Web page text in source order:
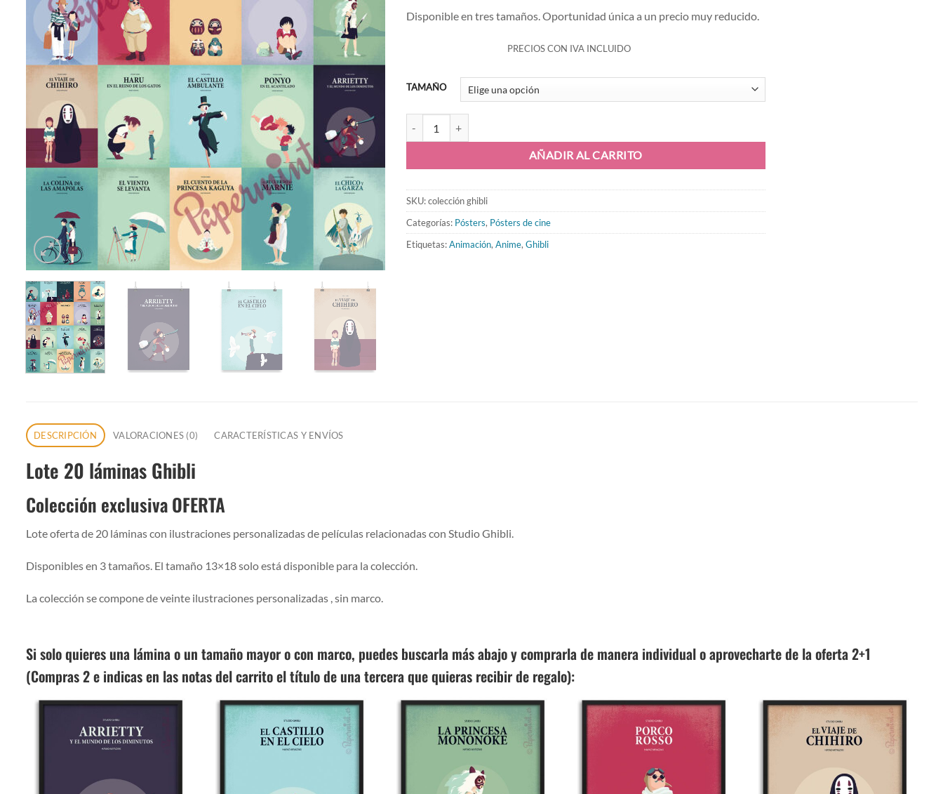
Disponible en tres tamaños. Oportunidad única a un precio muy reducido.
PRECIOS CON IVA INCLUIDO
TAMAÑO
AÑADIR AL CARRITO
SKU:colección ghibli
Categorías: Pósters, Pósters de cine
Etiquetas:Animación, Anime, Ghibli
DESCRIPCIÓN VALORACIONES (0) CARACTERÍSTICAS Y ENVÍOS
Lote 20 láminas Ghibli
Colección exclusiva OFERTA
Lote oferta de 20 láminas con ilustraciones personalizadas de películas relacionadas con Studio Ghibli.
Disponibles en 3 tamaños. El tamaño 13×18 solo está disponible para la colección.
La colección se compone de veinte ilustraciones personalizadas , sin marco.
Si solo quieres una lámina o un tamaño mayor o con marco, puedes buscarla más abajo y comprarla de manera individual o aprovecharte de la oferta 2+1
(Compras 2 e indicas en las notas del carrito el título de una tercera que quieras recibir de regalo):